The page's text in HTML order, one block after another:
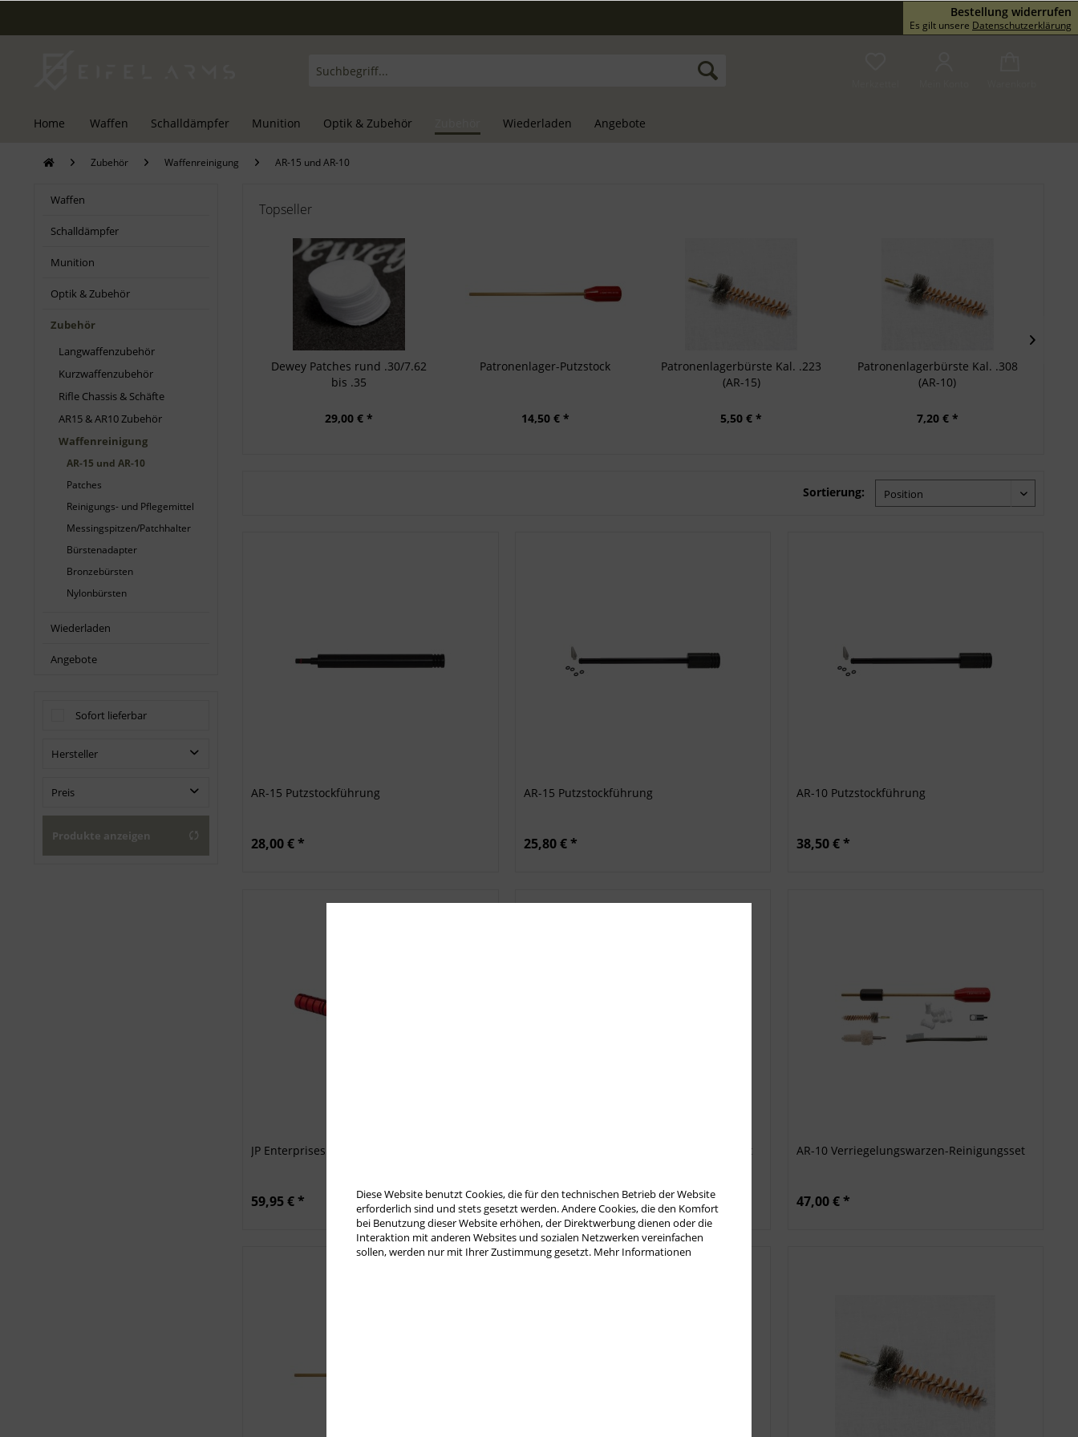
Service/Hilfe
Home Waffen Schalldämpfer Munition Optik & Zubehör Wiederladen Angebote
Zubehör Waffenreinigung AR-15 und AR-10
Waffen
Schalldämpfer
Munition
Optik & Zubehör
Zubehör
Langwaffenzubehör
Kurzwaffenzubehör
Rifle Chassis & Schäfte
AR15 & AR10 Zubehör
Waffenreinigung
AR-15 und AR-10
Patches
Reinigungs- und Pflegemittel
Messingspitzen/Patchhalter
Bürstenadapter
Bronzebürsten
Nylonbürsten
Wiederladen
Angebote
Sofort lieferbar
Hersteller
Preis
von5,50 €bis110,00 €
Produkte anzeigen
Topseller
Dewey Patches rund .30/7.62
bis .35
29,00 € *
Patronenlager-Putzstock
14,50 € *
Patronenlagerbürste Kal. .223
(AR-15)
5,50 € *
Patronenlagerbürste Kal. .308
(AR-10)
7,20 € *
Sortierung:
AR-15 Putzstockführung
28,00 € *
AR-15 Putzstockführung
25,80 € *
AR-10 Putzstockführung
38,50 € *
JP Enterprises AR-15 Putzstockführung
59,95 € *
AR-15 Verriegelungswarzen-Reinigungsset
44,00 € *
AR-10 Verriegelungswarzen-Reinigungsset
47,00 € *
Bestellung widerrufen
Es gilt unsere Datenschutzerklärung
Diese Website benutzt Cookies, die für den technischen Betrieb der Website
erforderlich sind und stets gesetzt werden. Andere Cookies, die den Komfort
bei Benutzung dieser Website erhöhen, der Direktwerbung dienen oder die
Interaktion mit anderen Websites und sozialen Netzwerken vereinfachen
sollen, werden nur mit Ihrer Zustimmung gesetzt. Mehr Informationen